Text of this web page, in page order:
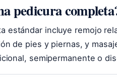
pedicura
estándar incluye remojo
de pies y piernas, y
semipermanente o